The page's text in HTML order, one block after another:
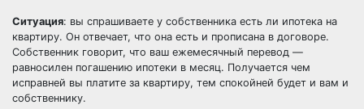
Ситуация: вы спрашиваете у собственника есть ли ипотека на
квартиру. Он отвечает, что она есть и прописана в договоре.
Собственник говорит, что ваш ежемесячный перевод —
равносилен погашению ипотеки в месяц. Получается чем
исправней вы платите за квартиру, тем спокойней будет и вам и
собственнику.